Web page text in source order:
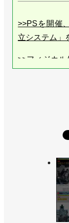
>>PSを開催
立システム」
>>フィジカ
>>フィジカ
【その１】
>>[直前特集
新たな分野
>>新工場を
>>「ロボッ